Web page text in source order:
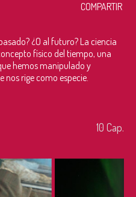
COMPARTIR
¿O al futuro? La ciencia
físico del tiempo, una
hemos manipulado y
rige como especie.
10 Cap.